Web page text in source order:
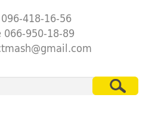
418-16-56
066-950-18-89